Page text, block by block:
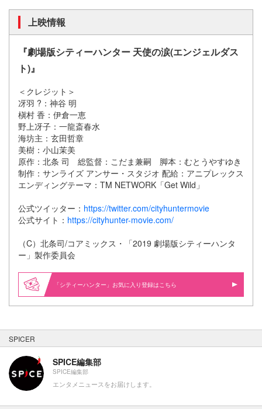
上映情報
『劇場版シティーハンター 天使の涙(エンジェルダス
ト)』
＜クレジット＞
冴羽 ?：神谷 明
槇村 香：伊倉一恵
野上冴子：一龍斎春水
海坊主：玄田哲章
美樹：小山茉美
原作：北条 司 総監督：こだま兼嗣 脚本：むとうやすゆき
制作：サンライズ アンサー・スタジオ 配給：アニプレックス
エンディングテーマ：TM NETWORK「Get Wild」
公式ツイッター： https://twitter.com/cityhuntermovie
公式サイト： https://cityhunter-movie.com/
（C）北条司/コアミックス・「2019 劇場版シティーハンタ
ー」製作委員会
「シティーハンター」お気に入り登録はこちら
SPICER
SPICE編集部
SPICE編集部
エンタメニュースをお届けします。